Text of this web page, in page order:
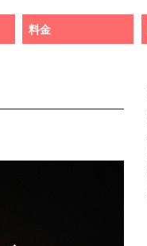
料金